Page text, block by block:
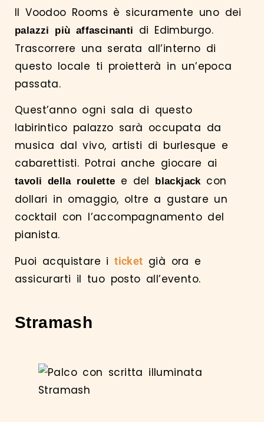
Il Voodoo Rooms è sicuramente uno dei
palazzi più affascinanti
di Edimburgo.
Trascorrere una serata all’interno di
questo locale ti proietterà in un’epoca
passata.
Quest’anno ogni sala di questo
labirintico palazzo sarà occupata da
musica dal vivo, artisti di burlesque e
cabarettisti. Potrai anche giocare ai
tavoli della roulette e del blackjackcon
dollari in omaggio, oltre a gustare un
cocktail con l’accompagnamento del
pianista.
Puoi acquistare iticket già ora e
assicurarti il tuo posto all’evento.
Stramash